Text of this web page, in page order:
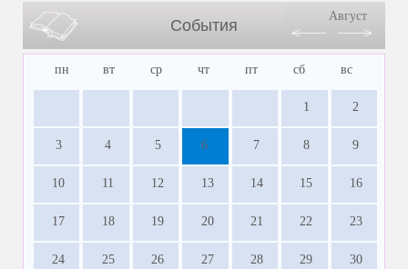
События
Август
пн вт ср чт пт сб вс
1 2
3 4 5 6 7 8 9
10 11 12 13 14 15 16
17 18 19 20 21 22 23
24 25 26 27 28 29 30